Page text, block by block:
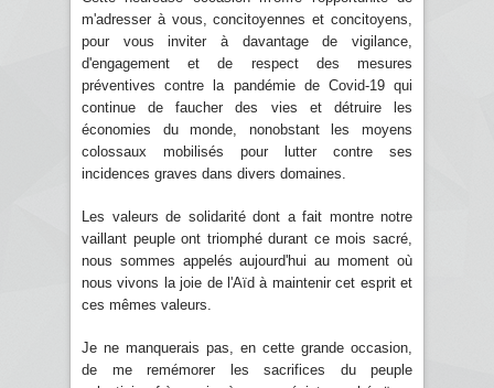
m'adresser à vous, concitoyennes et concitoyens,
pour vous inviter à davantage de vigilance,
d'engagement et de respect des mesures
préventives contre la pandémie de Covid-19 qui
continue de faucher des vies et détruire les
économies du monde, nonobstant les moyens
colossaux mobilisés pour lutter contre ses
incidences graves dans divers domaines.
Les valeurs de solidarité dont a fait montre notre
vaillant peuple ont triomphé durant ce mois sacré,
nous sommes appelés aujourd'hui au moment où
nous vivons la joie de l'Aïd à maintenir cet esprit et
ces mêmes valeurs.
Je ne manquerais pas, en cette grande occasion,
de me remémorer les sacrifices du peuple